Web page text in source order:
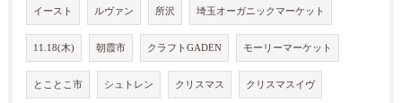
イースト ルヴァン 所沢 埼玉オーガニックマーケット
11.18(木) 朝霞市 クラフトGADEN モーリーマーケット
とことこ市 シュトレン クリスマス クリスマスイヴ